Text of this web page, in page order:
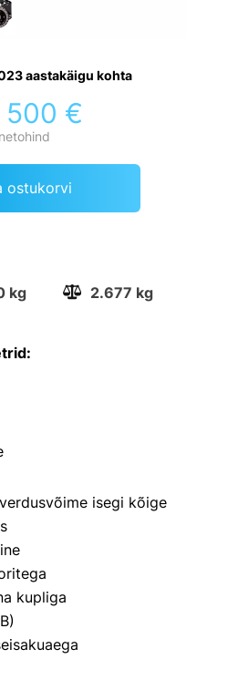
aastakäigu kohta
500 €
netohind
ostukorvi
kg 2.677 kg
isegi kõige
kupliga